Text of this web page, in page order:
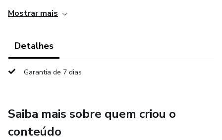
leve e encantadora;
🎨 11 páginas de desenhos para colorir, conectados às
Ideal para pais, professores e cuidadores que buscam uma
Mostrar mais
Detalhes
Garantia de 7 dias
Saiba mais sobre quem criou o
conteúdo